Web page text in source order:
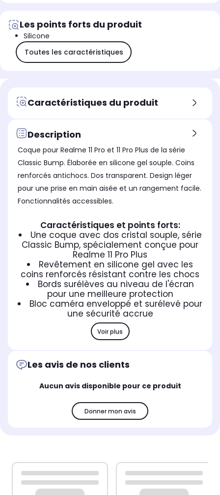
Les points forts du produit
Silicone
Toutes les caractéristiques
Caractéristiques du produit
Description
Coque pour Realme 11 Pro et 11 Pro Plus de la série
Classic Bump. Élaborée en silicone gel souple. Coins
renforcés antichocs. Dos transparent. Design léger
pour une prise en main aisée et un rangement facile.
Fonctionnalités accessibles.
Caractéristiques et points forts:
Une coque avec dos cristal souple, série
Classic Bump, spécialement conçue pour
Realme 11 Pro Plus
Revêtement en silicone gel avec les
coins renforcés résistant contre les chocs
Bords surélèves au niveau de l'écran
pour une meilleure protection
Bloc caméra enveloppé et surélevé pour
une sécurité accrue
Voir plus
Les avis de nos clients
Aucun avis disponible pour ce produit
Donner mon avis